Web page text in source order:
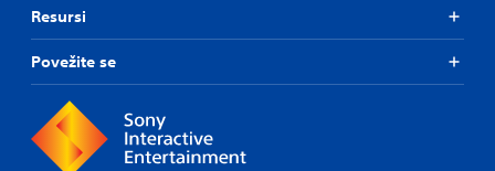
Resursi
Povežite se